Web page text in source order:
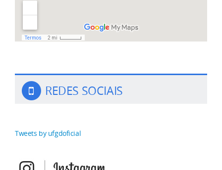
REDES SOCIAIS
Tweets by ufgdoficial